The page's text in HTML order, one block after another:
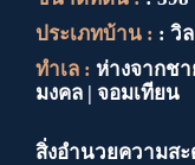
ประเภทบ้าน : : วิ
ทำเล : ห่างจากชา
มงคล | จอมเทียน
สิ่งอำนวยความส